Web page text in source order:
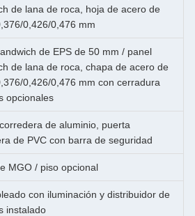
de lana de roca, hoja de acero de
0,426/0,476 mm
de EPS de 50 mm / panel
de lana de roca, chapa de acero de
0,426/0,476 mm con cerradura
opcionales
de aluminio, puerta
de PVC con barra de seguridad
MGO / piso opcional
con iluminación y distribuidor de
instalado